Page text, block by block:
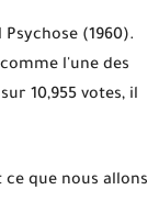
Psychose (1960).
l'une des
10,955 votes, il
que nous allons